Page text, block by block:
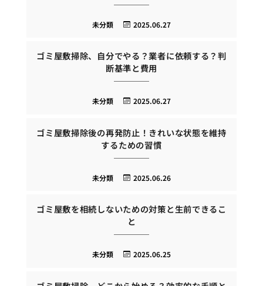
2025.06.27
未分類
ゴミ屋敷掃除、自分でやる？業者に依頼する？判
断基準と費用
2025.06.27
未分類
ゴミ屋敷掃除後の再発防止！きれいな状態を維持
するための習慣
2025.06.26
未分類
ゴミ屋敷を相続しないための対策と生前できるこ
と
2025.06.25
未分類